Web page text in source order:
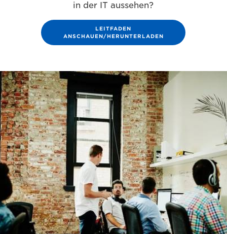
in der IT aussehen?
LEITFADEN
ANSCHAUEN/HERUNTERLADEN